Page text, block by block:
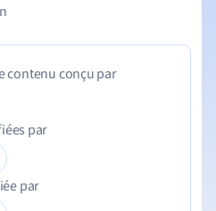
contenu conçu par
par
par